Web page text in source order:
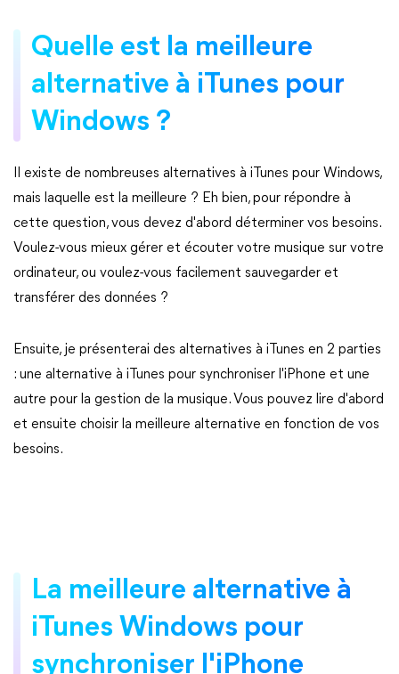
Quelle est la meilleure
alternative à iTunes pour
Windows ?
Il existe de nombreuses alternatives à iTunes pour Windows,
mais laquelle est la meilleure ? Eh bien, pour répondre à
cette question, vous devez d'abord déterminer vos besoins.
Voulez-vous mieux gérer et écouter votre musique sur votre
ordinateur, ou voulez-vous facilement sauvegarder et
transférer des données ?
Ensuite, je présenterai des alternatives à iTunes en 2 parties
: une alternative à iTunes pour synchroniser l'iPhone et une
autre pour la gestion de la musique. Vous pouvez lire d'abord
et ensuite choisir la meilleure alternative en fonction de vos
besoins.
La meilleure alternative à
iTunes Windows pour
synchroniser l'iPhone